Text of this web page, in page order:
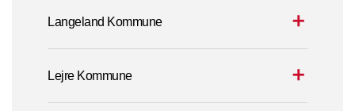
Langeland Kommune
Lejre Kommune